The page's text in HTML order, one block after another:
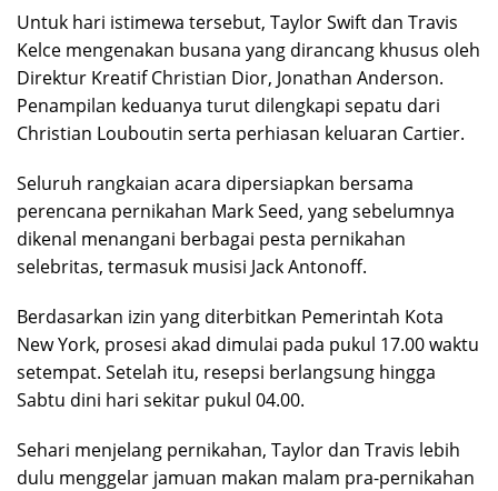
Untuk hari istimewa tersebut, Taylor Swift dan Travis
Kelce mengenakan busana yang dirancang khusus oleh
Direktur Kreatif Christian Dior, Jonathan Anderson.
Penampilan keduanya turut dilengkapi sepatu dari
Christian Louboutin serta perhiasan keluaran Cartier.
Seluruh rangkaian acara dipersiapkan bersama
perencana pernikahan Mark Seed, yang sebelumnya
dikenal menangani berbagai pesta pernikahan
selebritas, termasuk musisi Jack Antonoff.
Berdasarkan izin yang diterbitkan Pemerintah Kota
New York, prosesi akad dimulai pada pukul 17.00 waktu
setempat. Setelah itu, resepsi berlangsung hingga
Sabtu dini hari sekitar pukul 04.00.
Sehari menjelang pernikahan, Taylor dan Travis lebih
dulu menggelar jamuan makan malam pra-pernikahan